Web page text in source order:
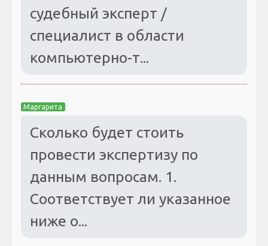
судебный эксперт /
специалист в области
компьютерно-т...
Маргарита
Сколько будет стоить
провести экспертизу по
данным вопросам. 1.
Соответствует ли указанное
ниже о...